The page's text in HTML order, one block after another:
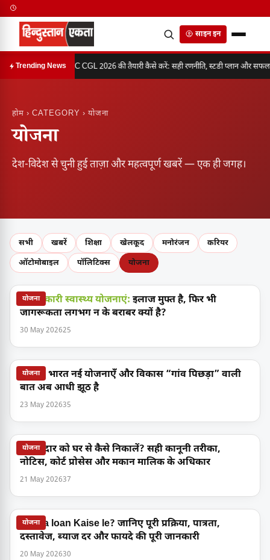
साइन इन
Trending NewsSSC CGL 2026 की तैयारी कैसे करें: सही रणनीति, स्टडी प्लान और
होम › CATEGORY › योजना
योजना
देश-विदेश से चुनी हुई ताज़ा और महत्वपूर्ण खबरें — एक ही जगह।
सभी खबरें शिक्षा खेलकूद मनोरंजन
करियर
ऑटोमोबाइल
पॉलिटिक्स योजना
योजना
नई सरकारी स्वास्थ्य योजनाएं: इलाज मुफ्त है, फिर भी
जागरूकता लगभग न के बराबर क्यों है?
30 May 202625
योजना
ग्रामीण भारत नई योजनाएँ और विकास “गांव पिछड़ा” वाली
बात अब आधी झूठ है
23 May 202635
योजना
किरायेदार को घर से कैसे निकालें? सही कानूनी तरीका,
नोटिस, कोर्ट प्रोसेस और मकान मालिक के अधिकार
21 May 202637
योजना
Mudra loan Kaise le? जानिए पूरी प्रक्रिया, पात्रता,
दस्तावेज, ब्याज दर और फायदे की पूरी जानकारी
20 May 202630